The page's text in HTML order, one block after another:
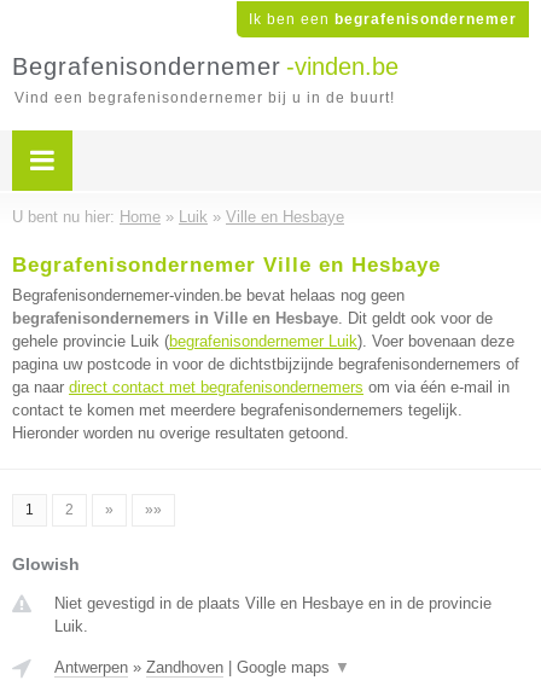
Ik ben een begrafenisondernemer
Begrafenisondernemer -vinden.be
Vind een begrafenisondernemer bij u in de buurt!
U bent nu hier: Home » Luik » Ville en Hesbaye
Begrafenisondernemer Ville en Hesbaye
Begrafenisondernemer-vinden.be bevat helaas nog geen
begrafenisondernemers in Ville en Hesbaye. Dit geldt ook voor de
gehele provincie Luik (begrafenisondernemer Luik). Voer bovenaan deze
pagina uw postcode in voor de dichtstbijzijnde begrafenisondernemers of
ga naar direct contact met begrafenisondernemers om via één e-mail in
contact te komen met meerdere begrafenisondernemers tegelijk.
Hieronder worden nu overige resultaten getoond.
1 2 » »»
Glowish
Niet gevestigd in de plaats Ville en Hesbaye en in de provincie
Luik.
Antwerpen » Zandhoven Google maps ▼